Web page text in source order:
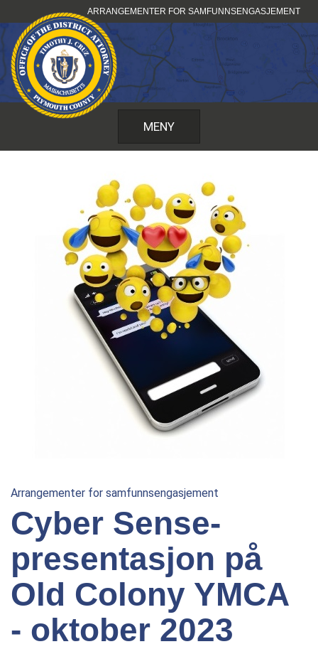
til
innhold
ARRANGEMENTER FOR SAMFUNNSENGASJEMENT
MENY
Arrangementer for samfunnsengasjement
Cyber Sense-
presentasjon på
Old Colony YMCA
- oktober 2023